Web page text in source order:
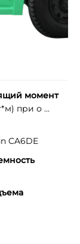
момент
при о ...
CA6DE